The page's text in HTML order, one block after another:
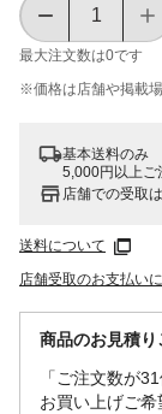
最大注文数は0です
※価格は​店舗や​掲載
基本送料のみ
5,000円以上ご
店舗での受取
送料について
店舗受取のお支払い
商品のお見積
「ご注文数が
お買い上げご